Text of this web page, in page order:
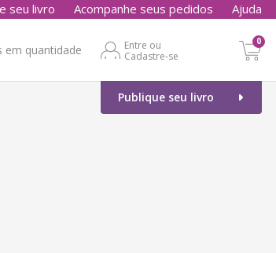
seu livro Acompanhe seus pedidos Ajuda
em quantidade
Entre ou
Cadastre-se
0
Publique seu livro